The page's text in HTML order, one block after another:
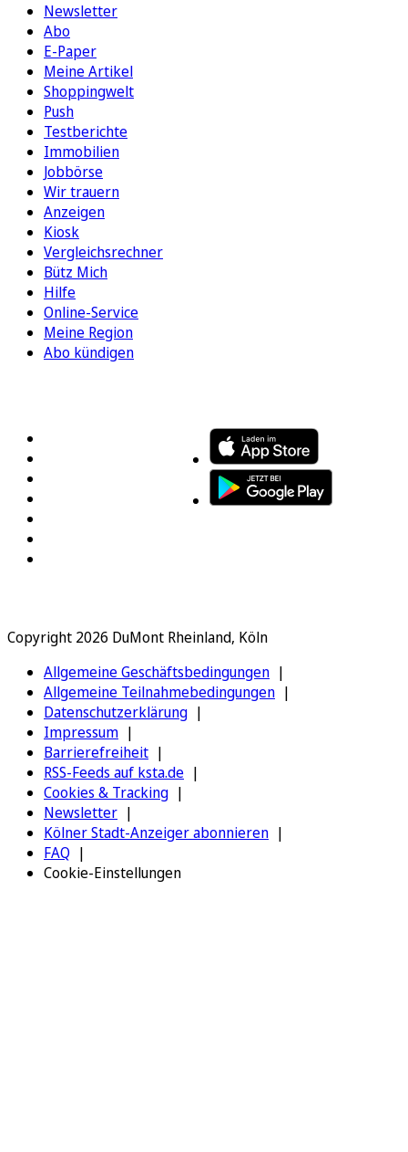
Newsletter
Abo
E-Paper
Meine Artikel
Shoppingwelt
Push
Testberichte
Immobilien
Jobbörse
Wir trauern
Anzeigen
Kiosk
Vergleichsrechner
Bütz Mich
Hilfe
Online-Service
Meine Region
Abo kündigen
Copyright 2026 DuMont Rheinland, Köln
Allgemeine Geschäftsbedingungen
Allgemeine Teilnahmebedingungen
Datenschutzerklärung
Impressum
Barrierefreiheit
RSS-Feeds auf ksta.de
Cookies & Tracking
Newsletter
Kölner Stadt-Anzeiger abonnieren
FAQ
Cookie-Einstellungen